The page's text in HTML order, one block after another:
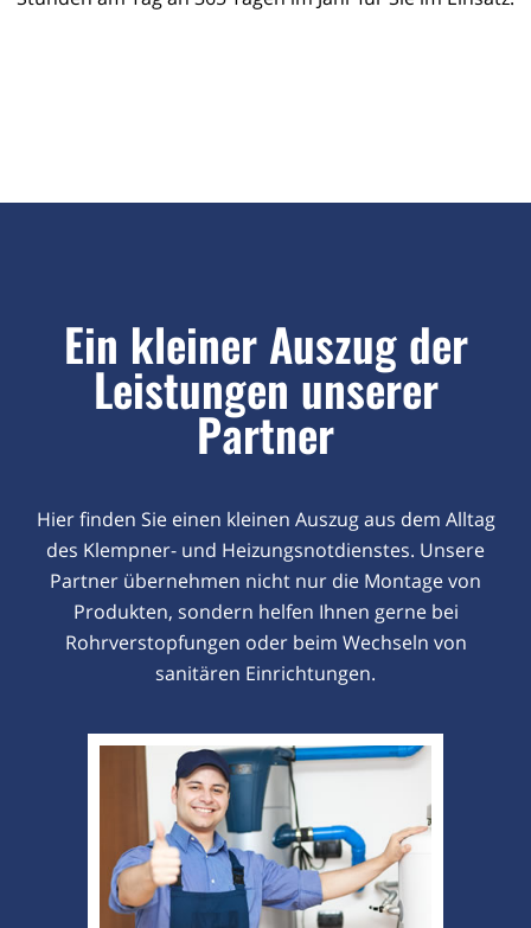
Ein kleiner Auszug der
Leistungen unserer
Partner
Hier finden Sie einen kleinen Auszug aus dem Alltag
des Klempner- und Heizungsnotdienstes. Unsere
Partner übernehmen nicht nur die Montage von
Produkten, sondern helfen Ihnen gerne bei
Rohrverstopfungen oder beim Wechseln von
sanitären Einrichtungen.